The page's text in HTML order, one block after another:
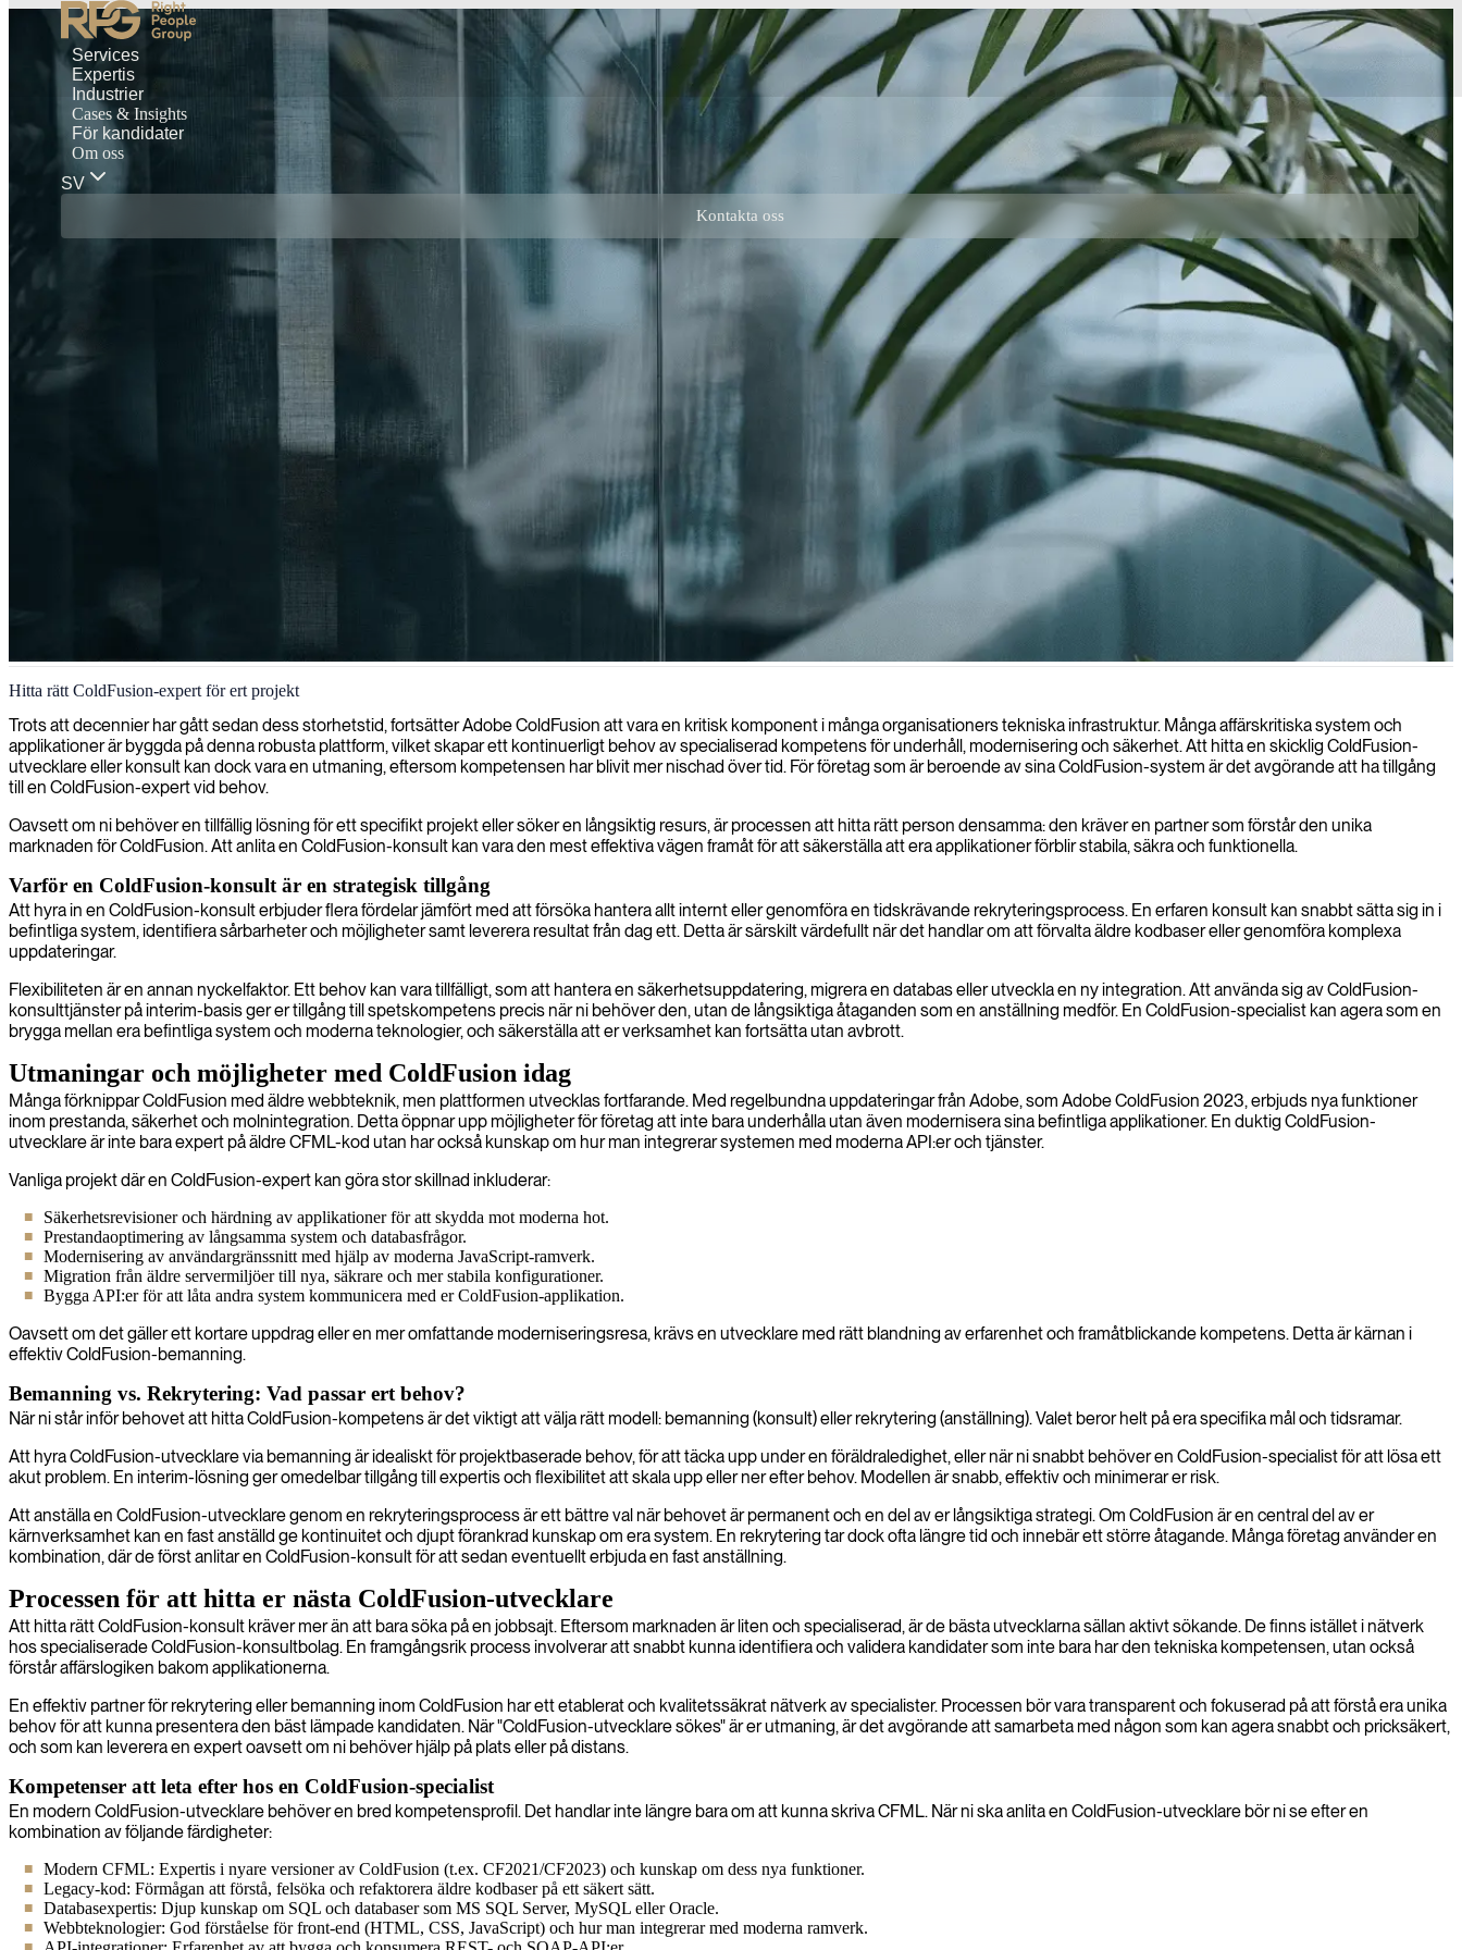
Services
Expertis
Industrier
Cases & Insights
För kandidater
Om oss
SV
Kontakta oss
ColdFusion-applikationsutveckling
Vi tillhandahåller ColdFusion-utvecklare som bygger kraftfulla, skräddarsydda webbapplikationer med expertis inom denna mogna Adobe-plattform för affärskritiska system.
Hitta rätt ColdFusion-expert för ert projekt
Trots att decennier har gått sedan dess storhetstid, fortsätter Adobe ColdFusion att vara en kritisk komponent i många organisationers tekniska infrastruktur. Många affärskritiska system och
applikationer är byggda på denna robusta plattform, vilket skapar ett kontinuerligt behov av specialiserad kompetens för underhåll, modernisering och säkerhet. Att hitta en skicklig ColdFusion-
utvecklare eller konsult kan dock vara en utmaning, eftersom kompetensen har blivit mer nischad över tid. För företag som är beroende av sina ColdFusion-system är det avgörande att ha tillgång
till en ColdFusion-expert vid behov.
Oavsett om ni behöver en tillfällig lösning för ett specifikt projekt eller söker en långsiktig resurs, är processen att hitta rätt person densamma: den kräver en partner som förstår den unika
marknaden för ColdFusion. Att anlita en ColdFusion-konsult kan vara den mest effektiva vägen framåt för att säkerställa att era applikationer förblir stabila, säkra och funktionella.
Varför en ColdFusion-konsult är en strategisk tillgång
Att hyra in en ColdFusion-konsult erbjuder flera fördelar jämfört med att försöka hantera allt internt eller genomföra en tidskrävande rekryteringsprocess. En erfaren konsult kan snabbt sätta sig in i
befintliga system, identifiera sårbarheter och möjligheter samt leverera resultat från dag ett. Detta är särskilt värdefullt när det handlar om att förvalta äldre kodbaser eller genomföra komplexa
uppdateringar.
Flexibiliteten är en annan nyckelfaktor. Ett behov kan vara tillfälligt, som att hantera en säkerhetsuppdatering, migrera en databas eller utveckla en ny integration. Att använda sig av ColdFusion-
konsulttjänster på interim-basis ger er tillgång till spetskompetens precis när ni behöver den, utan de långsiktiga åtaganden som en anställning medför. En ColdFusion-specialist kan agera som en
brygga mellan era befintliga system och moderna teknologier, och säkerställa att er verksamhet kan fortsätta utan avbrott.
Utmaningar och möjligheter med ColdFusion idag
Många förknippar ColdFusion med äldre webbteknik, men plattformen utvecklas fortfarande. Med regelbundna uppdateringar från Adobe, som Adobe ColdFusion 2023, erbjuds nya funktioner
inom prestanda, säkerhet och molnintegration. Detta öppnar upp möjligheter för företag att inte bara underhålla utan även modernisera sina befintliga applikationer. En duktig ColdFusion-
utvecklare är inte bara expert på äldre CFML-kod utan har också kunskap om hur man integrerar systemen med moderna API:er och tjänster.
Vanliga projekt där en ColdFusion-expert kan göra stor skillnad inkluderar:
Säkerhetsrevisioner och härdning av applikationer för att skydda mot moderna hot.
Prestandaoptimering av långsamma system och databasfrågor.
Modernisering av användargränssnitt med hjälp av moderna JavaScript-ramverk.
Migration från äldre servermiljöer till nya, säkrare och mer stabila konfigurationer.
Bygga API:er för att låta andra system kommunicera med er ColdFusion-applikation.
Oavsett om det gäller ett kortare uppdrag eller en mer omfattande moderniseringsresa, krävs en utvecklare med rätt blandning av erfarenhet och framåtblickande kompetens. Detta är kärnan i
effektiv ColdFusion-bemanning.
Bemanning vs. Rekrytering: Vad passar ert behov?
När ni står inför behovet att hitta ColdFusion-kompetens är det viktigt att välja rätt modell: bemanning (konsult) eller rekrytering (anställning). Valet beror helt på era specifika mål och tidsramar.
Att hyra ColdFusion-utvecklare via bemanning är idealiskt för projektbaserade behov, för att täcka upp under en föräldraledighet, eller när ni snabbt behöver en ColdFusion-specialist för att lösa ett
akut problem. En interim-lösning ger omedelbar tillgång till expertis och flexibilitet att skala upp eller ner efter behov. Modellen är snabb, effektiv och minimerar er risk.
Att anställa en ColdFusion-utvecklare genom en rekryteringsprocess är ett bättre val när behovet är permanent och en del av er långsiktiga strategi. Om ColdFusion är en central del av er
kärnverksamhet kan en fast anställd ge kontinuitet och djupt förankrad kunskap om era system. En rekrytering tar dock ofta längre tid och innebär ett större åtagande. Många företag använder en
kombination, där de först anlitar en ColdFusion-konsult för att sedan eventuellt erbjuda en fast anställning.
Processen för att hitta er nästa ColdFusion-utvecklare
Att hitta rätt ColdFusion-konsult kräver mer än att bara söka på en jobbsajt. Eftersom marknaden är liten och specialiserad, är de bästa utvecklarna sällan aktivt sökande. De finns istället i nätverk
hos specialiserade ColdFusion-konsultbolag. En framgångsrik process involverar att snabbt kunna identifiera och validera kandidater som inte bara har den tekniska kompetensen, utan också
förstår affärslogiken bakom applikationerna.
En effektiv partner för rekrytering eller bemanning inom ColdFusion har ett etablerat och kvalitetssäkrat nätverk av specialister. Processen bör vara transparent och fokuserad på att förstå era unika
behov för att kunna presentera den bäst lämpade kandidaten. När "ColdFusion-utvecklare sökes" är er utmaning, är det avgörande att samarbeta med någon som kan agera snabbt och pricksäkert,
och som kan leverera en expert oavsett om ni behöver hjälp på plats eller på distans.
Kompetenser att leta efter hos en ColdFusion-specialist
En modern ColdFusion-utvecklare behöver en bred kompetensprofil. Det handlar inte längre bara om att kunna skriva CFML. När ni ska anlita en ColdFusion-utvecklare bör ni se efter en
kombination av följande färdigheter:
Modern CFML: Expertis i nyare versioner av ColdFusion (t.ex. CF2021/CF2023) och kunskap om dess nya funktioner.
Legacy-kod: Förmågan att förstå, felsöka och refaktorera äldre kodbaser på ett säkert sätt.
Databasexpertis: Djup kunskap om SQL och databaser som MS SQL Server, MySQL eller Oracle.
Webbteknologier: God förståelse för front-end (HTML, CSS, JavaScript) och hur man integrerar med moderna ramverk.